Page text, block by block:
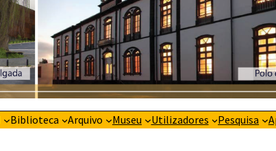
Biblioteca Arquivo Museu Utilizadores Pesquisa